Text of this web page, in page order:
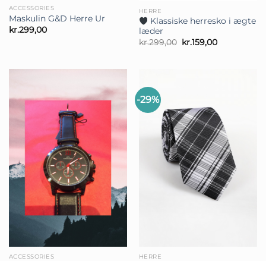
ACCESSORIES
Maskulin G&D Herre Ur
kr.299,00
HERRE
Klassiske herresko i ægte
læder
kr.299,00 Den
oprindelige
kr.159,00Den
ACCESSORIES
-29%
HERRE